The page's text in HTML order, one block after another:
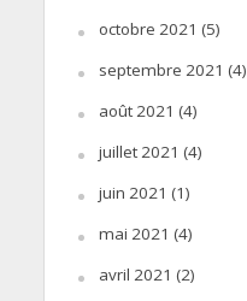
octobre 2021 (5)
septembre 2021 (4)
août 2021 (4)
juillet 2021 (4)
juin 2021 (1)
mai 2021 (4)
avril 2021 (2)